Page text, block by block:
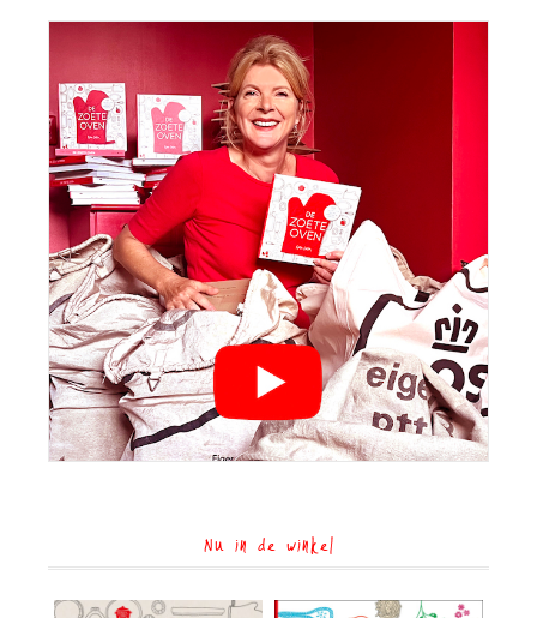
Nu in de winkel